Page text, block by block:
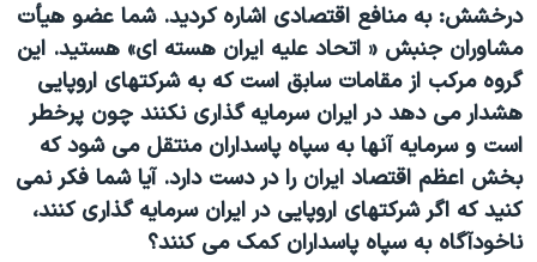
درخشش: به منافع اقتصادی اشاره کردید. شما عضو هیأت
مشاوران جنبش « اتحاد علیه ایران هسته ای» هستید. این
گروه مرکب از مقامات سابق است که به شرکتهای اروپایی
هشدار می دهد در ایران سرمایه گذاری نکنند چون پرخطر
است و سرمایه آنها به سپاه پاسداران منتقل می شود که
بخش اعظم اقتصاد ایران را در دست دارد. آیا شما فکر نمی
کنید که اگر شرکتهای اروپایی در ایران سرمایه گذاری کنند،
ناخودآگاه به سپاه پاسداران کمک می کنند؟